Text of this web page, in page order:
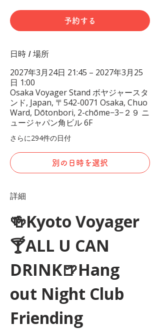
予約する
日時 / 場所
2027年3月24日 21:45 – 2027年3月25
日 1:00
Osaka Voyager Stand ボヤジャースタ
ンド, Japan, 〒542-0071 Osaka, Chuo
Ward, Dōtonbori, 2-chōme−3−２９ ニ
ュージャパン角ビル 6F
さらに294件の日付
別の日時を選択
詳細
🍻Kyoto Voyager
🍸ALL U CAN
DRINK🍺Hang
out Night Club
Friending